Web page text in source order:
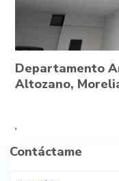
Departamento
Altozano,
,
Contáctame